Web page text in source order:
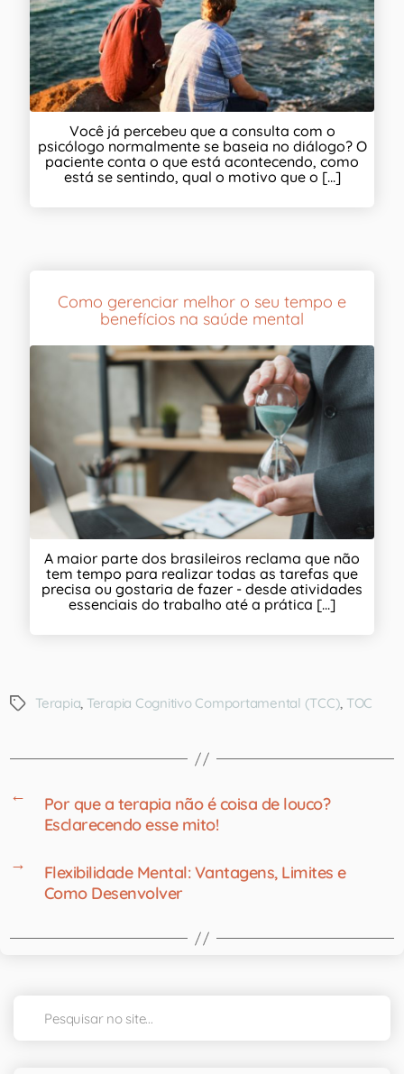
Você já percebeu que a consulta com o
psicólogo normalmente se baseia no diálogo? O
paciente conta o que está acontecendo, como
está se sentindo, qual o motivo que o [...]
Como gerenciar melhor o seu tempo e
benefícios na saúde mental
A maior parte dos brasileiros reclama que não
tem tempo para realizar todas as tarefas que
precisa ou gostaria de fazer - desde atividades
essenciais do trabalho até a prática [...]
Terapia, Terapia Cognitivo Comportamental (TCC), TOC
←
Por que a terapia não é coisa de louco?
Esclarecendo esse mito!
→
Flexibilidade Mental: Vantagens, Limites e
Como Desenvolver